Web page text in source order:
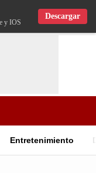
y IOS
Descargar
Entretenimiento